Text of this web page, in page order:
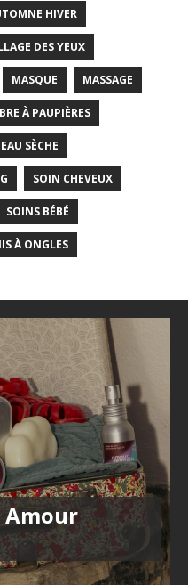
HIVER
DES YEUX
MASQUE MASSAGE
À PAUPIÈRES
SÈCHE
SOIN CHEVEUX
SOINS BÉBÉ
À ONGLES
Amour